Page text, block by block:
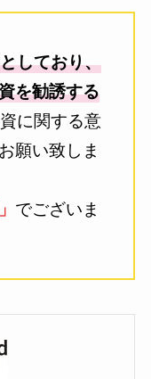
しており、
を勧誘する
に関する意
願い致しま
でございま